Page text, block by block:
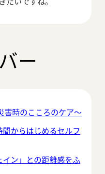
ー
時のこころのケア～
からはじめるセルフ
ン」との距離感をふ